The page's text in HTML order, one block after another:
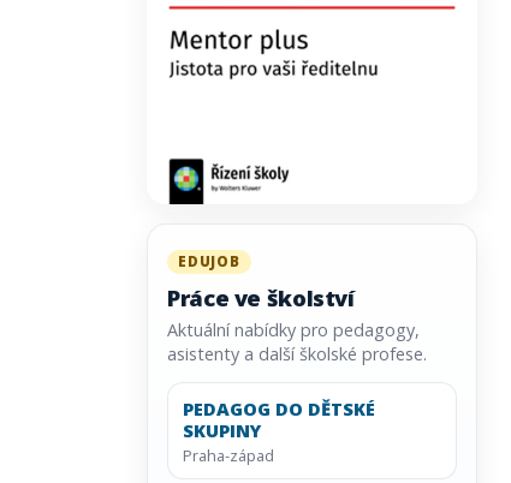
EDUJOB
Práce ve školství
Aktuální nabídky pro pedagogy,
asistenty a další školské profese.
PEDAGOG DO DĚTSKÉ
SKUPINY
Praha-západ